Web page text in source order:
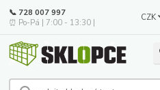
CZK
📞 728 007 997
⏰ Po-Pá | 7:00 - 13:30 |